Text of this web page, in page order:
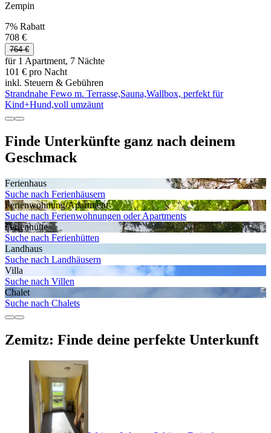
Zempin
7% Rabatt
708 €
764 €
für 1 Apartment, 7 Nächte
101 € pro Nacht
inkl. Steuern & Gebühren
Strandnahe Fewo m. Terrasse,Sauna,Wallbox, perfekt für
Kind+Hund,voll umzäunt
Finde Unterkünfte ganz nach deinem
Geschmack
Ferienhaus
Suche nach Ferienhäusern
Ferienwohnung/Apartment
Suche nach Ferienwohnungen oder Apartments
Ferienhütte
Suche nach Ferienhütten
Landhaus
Suche nach Landhäusern
Villa
Suche nach Villen
Chalet
Suche nach Chalets
Zemitz: Finde deine perfekte Unterkunft